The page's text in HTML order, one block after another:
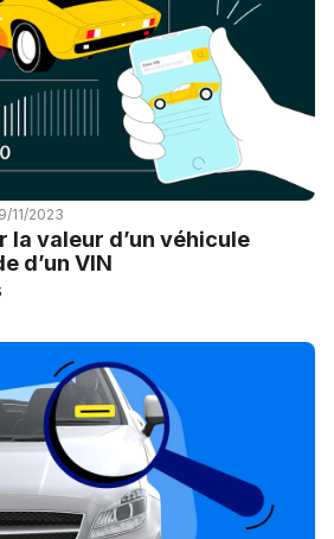
11/2023
la valeur d’un véhicule
d’un VIN